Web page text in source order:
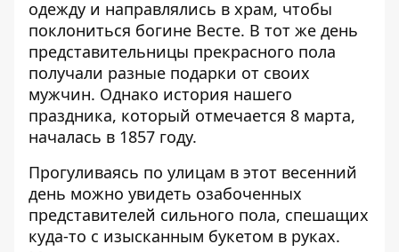
одежду и направлялись в храм, чтобы
поклониться богине Весте. В тот же день
представительницы прекрасного пола
получали разные подарки от своих
мужчин. Однако история нашего
праздника, который отмечается 8 марта,
началась в 1857 году.
Прогуливаясь по улицам в этот весенний
день можно увидеть озабоченных
представителей сильного пола, спешащих
куда-то с изысканным букетом в руках.